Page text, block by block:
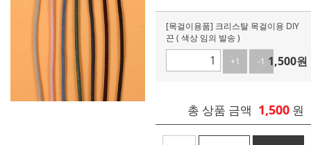
[목걸이용품] 크리스탈 목걸이용 DIY
끈 ( 색상 임의 발송 )
+1
-1 1,500원
총 상품 금액 1,500 원